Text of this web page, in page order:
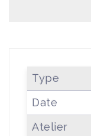
Type
Date
Atelier